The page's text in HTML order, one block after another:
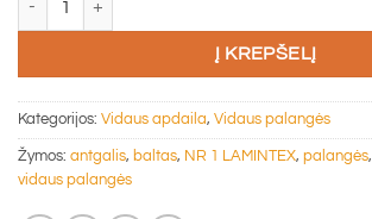
Į KREPŠELĮ
Kategorijos: Vidaus apdaila, Vidaus palangės
Žymos: antgalis, baltas, NR 1 LAMINTEX, palangės,
vidaus palangės